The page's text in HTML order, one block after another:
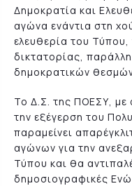
Δημοκρατία και
αγώνα ενάντια στη
ελευθερία του
δικτατορίας,
δημοκρατικών
Το Δ.Σ. της ΠΟΕΣΥ, με
την εξέγερση του
παραμείνει
αγώνων για την
Τύπου και θα
δημοσιογραφικές